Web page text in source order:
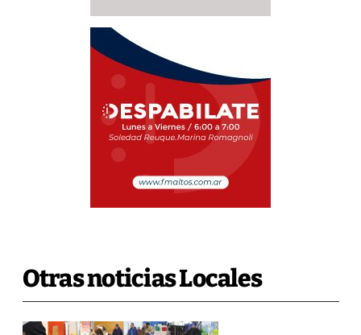
Otras noticias Locales